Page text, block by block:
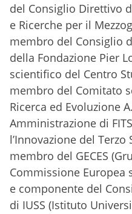
del Consiglio Direttivo
e Ricerche per il
membro del Consiglio
della Fondazione Pier
scientifico del Centro
membro del Comitato
Ricerca ed Evoluzione
Amministrazione di
l’Innovazione del Terzo
membro del GECES
Commissione Europea
e componente del
di IUSS (Istituto